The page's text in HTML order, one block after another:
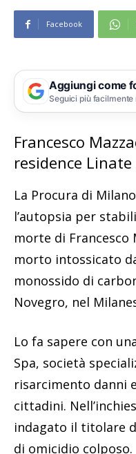
Facebook
Aggiungi come
Seguici più
Francesco
residence
La Procura di
l’autopsia per
morte di Francesco
morto intossicato
monossido di
Novegro, nel
Lo fa sapere con
Spa, società
risarcimento danni
cittadini.
indagato il titolare
di omicidio colposo.